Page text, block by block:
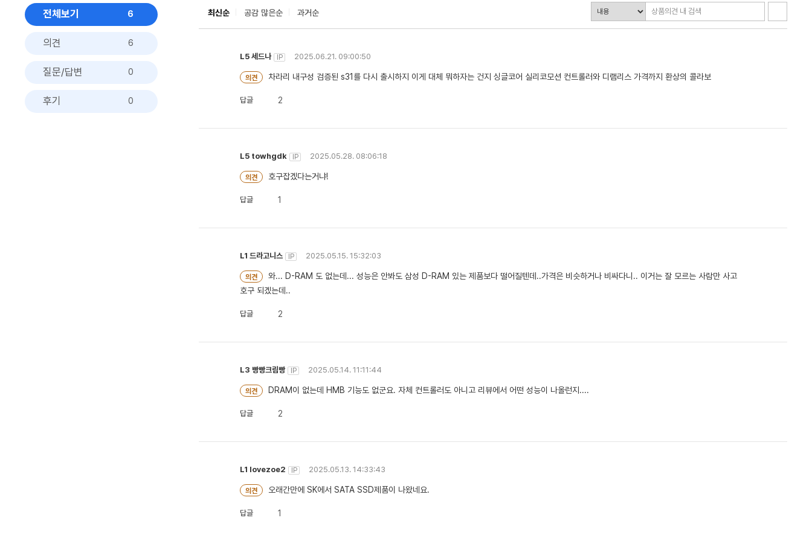
전체보기 6
의견 6
질문/답변 0
후기 0
최신순 공감 많은순 과거순
L5 세드나 IP 2025.06.21. 09:00:50
의견 차라리 내구성 검증된 s31를 다시 출시하지 이게 대체 뭐하자는 건지 싱글코어 실리코모션 컨트롤러와 디램리스 가격까지 환상의 콜라보
답글 2
L5 towhgdk IP 2025.05.28. 08:06:18
의견 호구잡겠다는거냐!
답글 1
L1 드라고니스 IP 2025.05.15. 15:32:03
의견
와... D-RAM 도 없는데... 성능은 안봐도 삼성 D-RAM 있는 제품보다 떨어질텐데..가격은 비슷하거나 비싸다니.. 이거는 잘 모르는 사람만 사고
호구 되겠는데..
답글 2
L3 빵빵크림빵 IP 2025.05.14. 11:11:44
의견 DRAM이 없는데 HMB 기능도 없군요. 자체 컨트롤러도 아니고 리뷰에서 어떤 성능이 나올런지....
답글 2
L1 lovezoe2 IP 2025.05.13. 14:33:43
의견 오래간만에 SK에서 SATA SSD제품이 나왔네요.
답글 1